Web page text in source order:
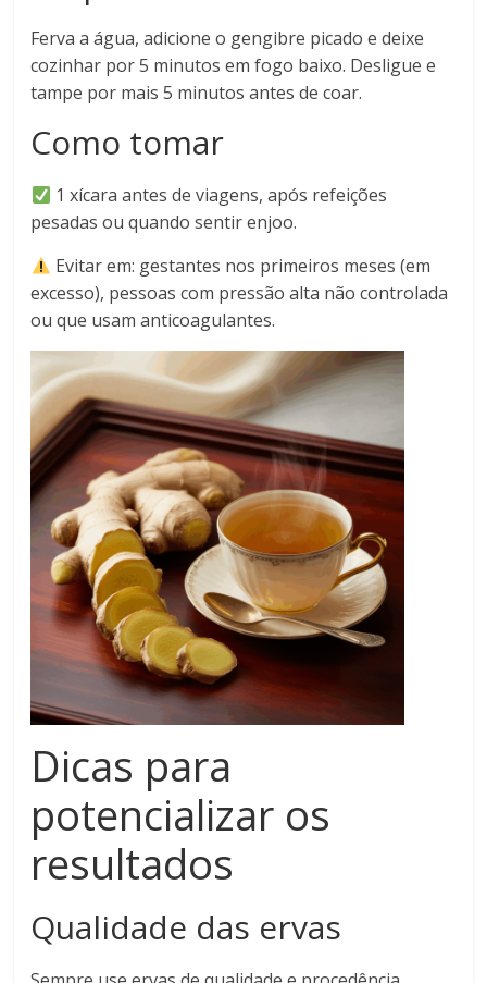
Ferva a água, adicione o gengibre picado e deixe
cozinhar por 5 minutos em fogo baixo. Desligue e
tampe por mais 5 minutos antes de coar.
Como tomar
1 xícara antes de viagens, após refeições
pesadas ou quando sentir enjoo.
Evitar em: gestantes nos primeiros meses (em
excesso), pessoas com pressão alta não controlada
ou que usam anticoagulantes.
Dicas para
potencializar os
resultados
Qualidade das ervas